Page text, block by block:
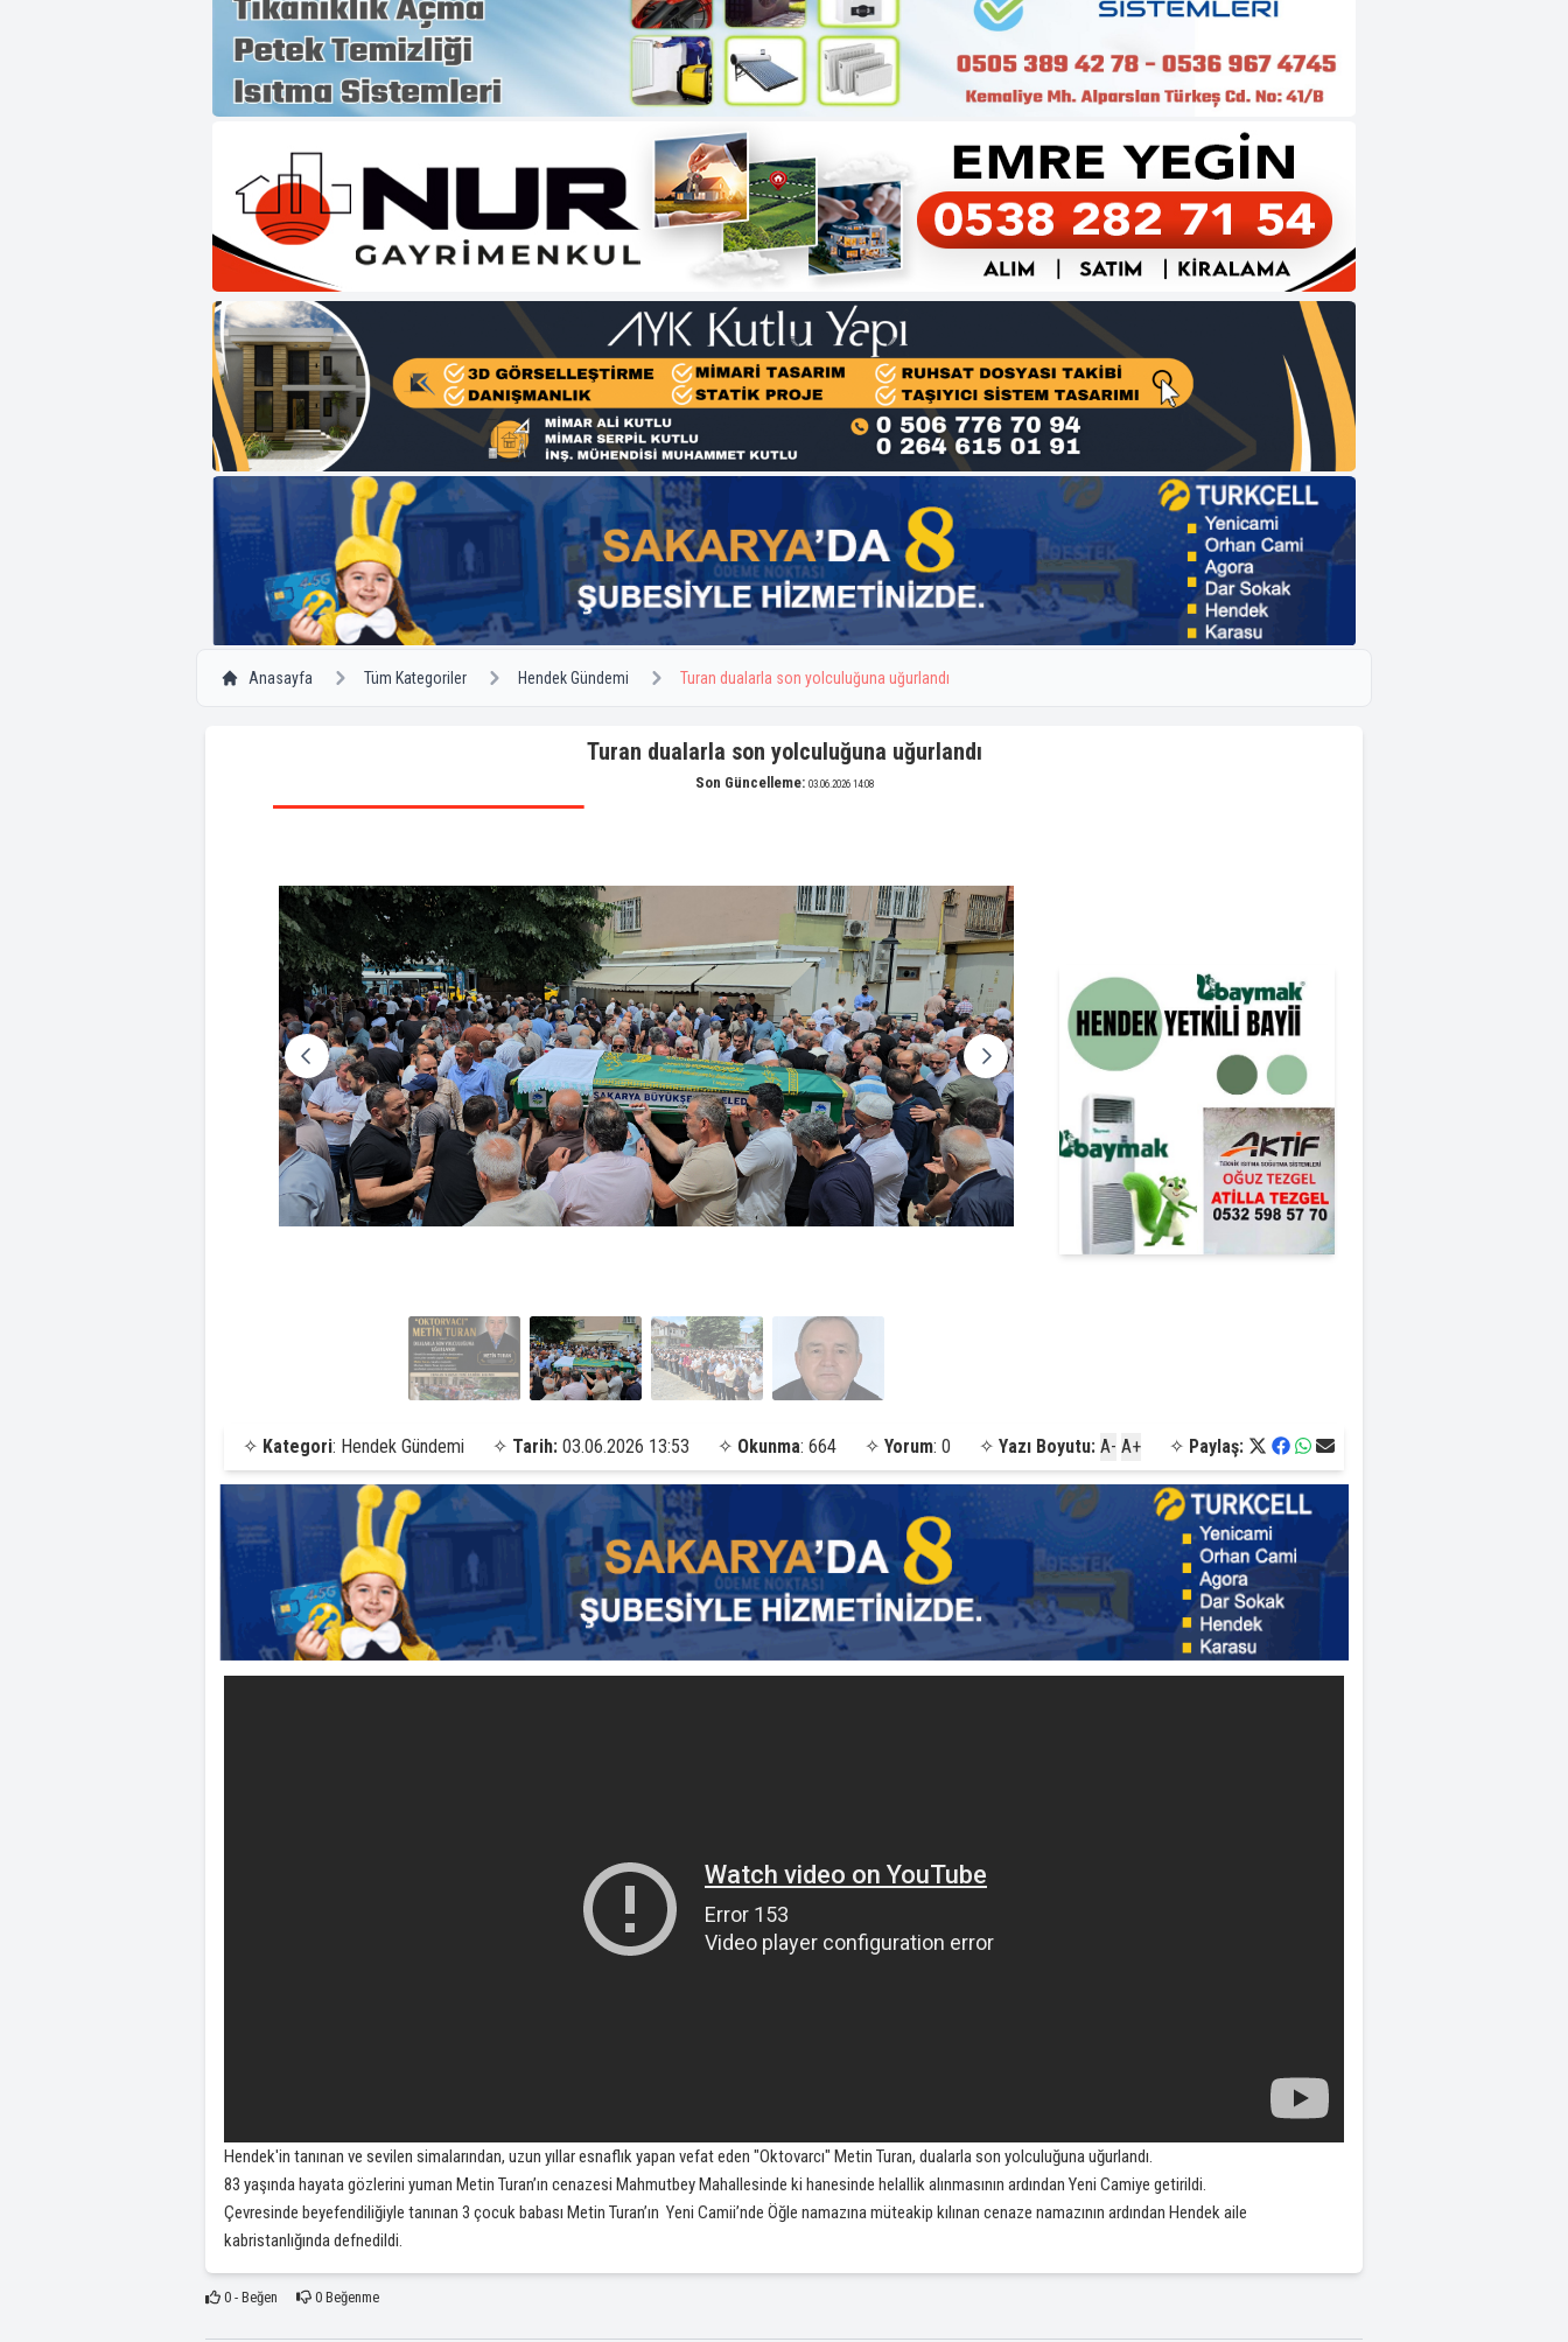
Anasayfa Tüm Kategoriler Hendek Gündemi Turan dualarla son yolculuğuna uğurlandı
Turan dualarla son yolculuğuna uğurlandı
Son Güncelleme: 03.06.2026 14:08
✧ Kategori: Hendek Gündemi ✧ Tarih: 03.06.2026 13:53 ✧ Okunma: 664 ✧ Yorum: 0 ✧ Yazı Boyutu: A- A+ ✧ Paylaş:
Hendek'in tanınan ve sevilen simalarından, uzun yıllar esnaflık yapan vefat eden "Oktovarcı" Metin Turan, dualarla son yolculuğuna uğurlandı.
83 yaşında hayata gözlerini yuman Metin Turan’ın cenazesi Mahmutbey Mahallesinde ki hanesinde helallik alınmasının ardından Yeni Camiye getirildi.
​Çevresinde beyefendiliğiyle tanınan 3 çocuk babası Metin Turan’ın Yeni Camii’nde Öğle namazına müteakip kılınan cenaze namazının ardından Hendek aile
kabristanlığında defnedildi.
0- Beğen 0Beğenme